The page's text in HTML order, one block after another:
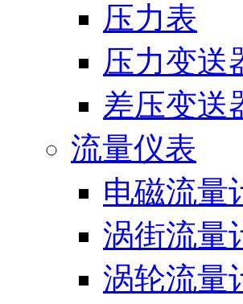
压力表
压力变送
差压变送
流量仪表
电磁流量
涡街流量
涡轮流量